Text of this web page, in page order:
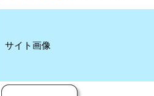
サイト画像